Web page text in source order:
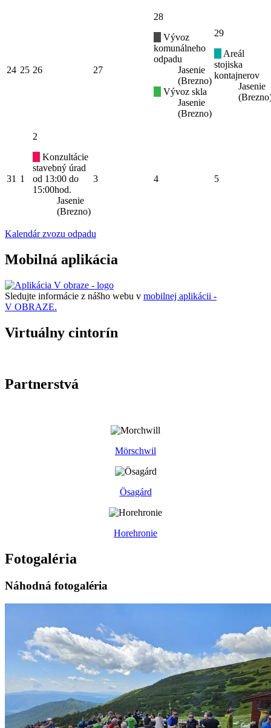
24 25 26 27
28
Vývoz
komunálneho
odpadu
Jasenie
(Brezno)
Vývoz skla
Jasenie
(Brezno)
29
Areál
stojiska
kontajnerov
Jasenie
31 1
2
Konzultácie
stavebný úrad
od 13:00 do
15:00hod.
Jasenie
(Brezno)
3 4 5
Kalendár zvozu odpadu
Mobilná aplikácia
Sledujte informácie z nášho webu v mobilnej aplikácii -
V OBRAZE.
Virtuálny cintorín
Partnerstvá
Mörschwil
Ösagárd
Horehronie
Fotogaléria
Náhodná fotogaléria